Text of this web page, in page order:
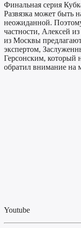
Финальная серия
Развязка может быть
неожиданной.
частности, Алексей
из Москвы
экспертом,
Герсонским, который
обратил внимание на
Youtube